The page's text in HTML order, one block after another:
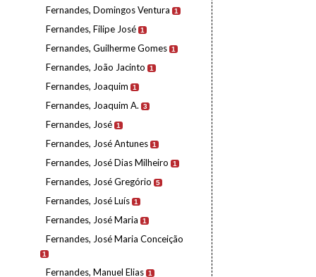
Fernandes, Domingos Ventura 1
Fernandes, Filipe José 1
Fernandes, Guilherme Gomes 1
Fernandes, João Jacinto 1
Fernandes, Joaquim 1
Fernandes, Joaquim A. 3
Fernandes, José 1
Fernandes, José Antunes 1
Fernandes, José Dias Milheiro 1
Fernandes, José Gregório 5
Fernandes, José Luís 1
Fernandes, José Maria 1
Fernandes, José Maria Conceição
1
Fernandes, Manuel Elias 1